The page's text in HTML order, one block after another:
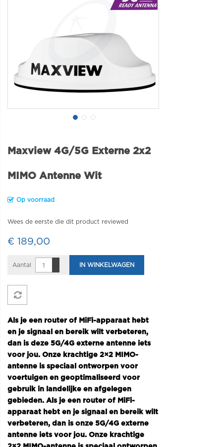
Maxview 4G/5G Externe 2x2
MIMO Antenne Wit
Op voorraad
Wees de eerste die dit product reviewed
€ 189,00
Aantal IN WINKELWAGEN
Als je een router of MiFi-apparaat hebt
en je signaal en bereik wilt verbeteren,
dan is deze 5G/4G externe antenne iets
voor jou. Onze krachtige 2×2 MIMO-
antenne is speciaal ontworpen voor
voertuigen en geoptimaliseerd voor
gebruik in landelijke en afgelegen
gebieden. Als je een router of MiFi-
apparaat hebt en je signaal en bereik wilt
verbeteren, dan is onze 5G/4G externe
antenne iets voor jou. Onze krachtige